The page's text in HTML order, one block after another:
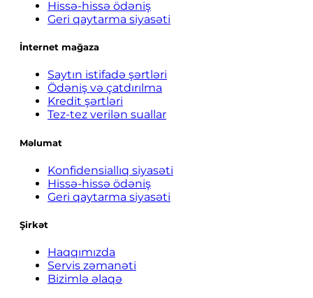
Hissə-hissə ödəniş
Geri qaytarma siyasəti
İnternet mağaza
Saytın istifadə şərtləri
Ödəniş və çatdırılma
Kredit şərtləri
Tez-tez verilən suallar
Məlumat
Konfidensiallıq siyasəti
Hissə-hissə ödəniş
Geri qaytarma siyasəti
Şirkət
Haqqımızda
Servis zəmanəti
Bizimlə əlaqə